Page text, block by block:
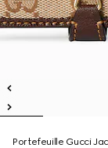
Portefeuille Gucci